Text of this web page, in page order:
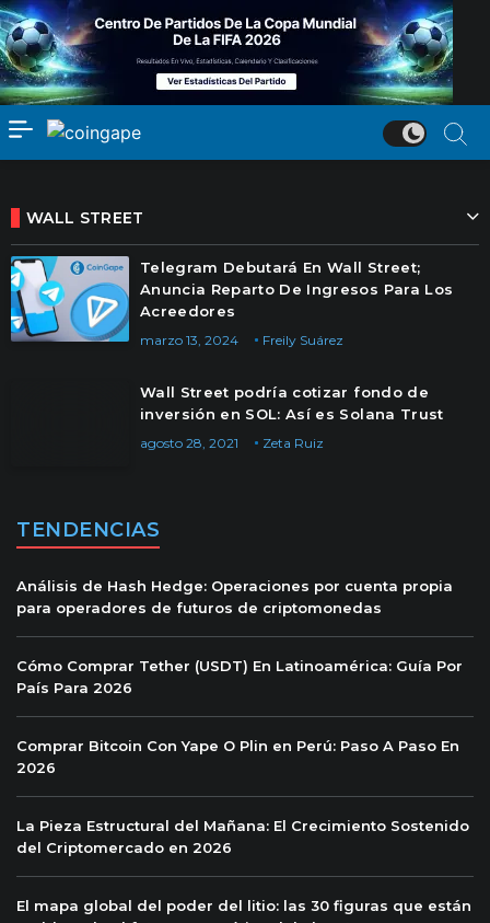
WALL STREET
Telegram Debutará En Wall Street;
Anuncia Reparto De Ingresos Para Los
Acreedores
Freily Suárez
marzo 13, 2024
Wall Street podría cotizar fondo de
inversión en SOL: Así es Solana Trust
Zeta Ruiz
agosto 28, 2021
TENDENCIAS
Análisis de Hash Hedge: Operaciones por cuenta propia
para operadores de futuros de criptomonedas
Cómo Comprar Tether (USDT) En Latinoamérica: Guía Por
País Para 2026
Comprar Bitcoin Con Yape O Plin en Perú: Paso A Paso En
2026
La Pieza Estructural del Mañana: El Crecimiento Sostenido
del Criptomercado en 2026
El mapa global del poder del litio: las 30 figuras que están